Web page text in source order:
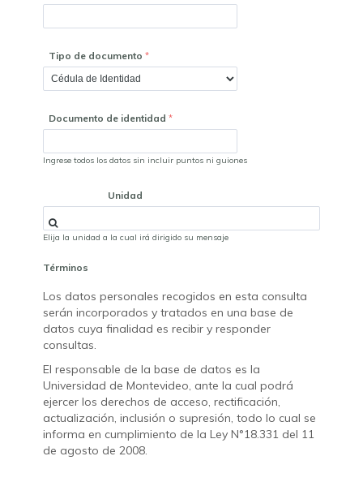
Tipo de documento
Documento de identidad
Ingrese todos los datos sin incluir puntos ni guiones
Unidad
Elija la unidad a la cual irá dirigido su mensaje
Términos
Los datos personales recogidos en esta consulta
serán incorporados y tratados en una base de
datos cuya finalidad es recibir y responder
consultas.
El responsable de la base de datos es la
Universidad de Montevideo, ante la cual podrá
ejercer los derechos de acceso, rectificación,
actualización, inclusión o supresión, todo lo cual se
informa en cumplimiento de la Ley N°18.331 del 11
de agosto de 2008.